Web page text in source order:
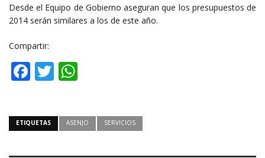
Desde el Equipo de Gobierno aseguran que los presupuestos de
2014 serán similares a los de este año.
Compartir:
Facebook
Twitter
ETIQUETAS ASENJO SERVICIOS